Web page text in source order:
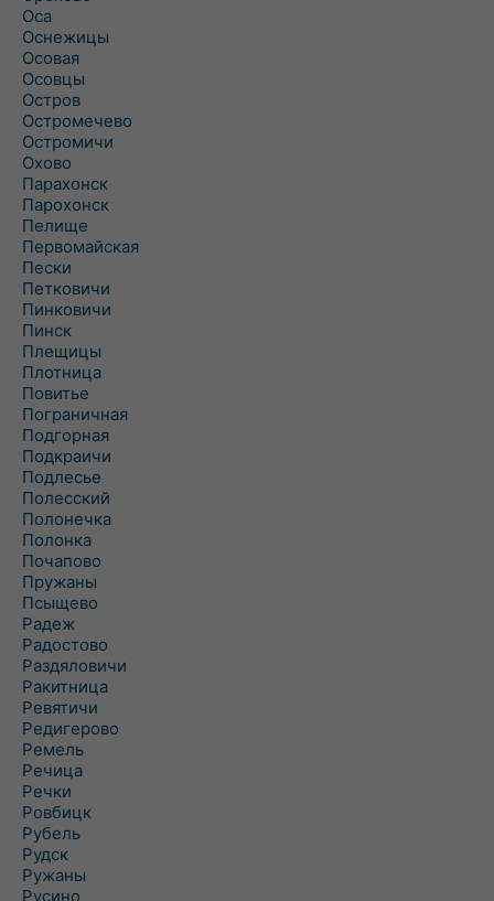
Оса
Оснежицы
Осовая
Осовцы
Остров
Остромечево
Остромичи
Охово
Парахонск
Парохонск
Пелище
Первомайская
Пески
Петковичи
Пинковичи
Пинск
Плещицы
Плотница
Повитье
Пограничная
Подгорная
Подкраичи
Подлесье
Полесский
Полонечка
Полонка
Почапово
Пружаны
Псыщево
Радеж
Радостово
Раздяловичи
Ракитница
Ревятичи
Редигерово
Ремель
Речица
Речки
Ровбицк
Рубель
Рудск
Ружаны
Русино